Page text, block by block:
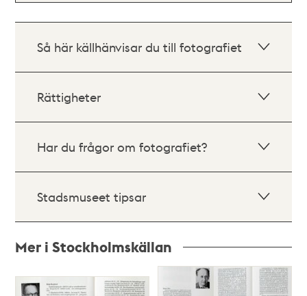
Så här källhänvisar du till fotografiet
Rättigheter
Har du frågor om fotografiet?
Stadsmuseet tipsar
Mer i Stockholmskällan
poster